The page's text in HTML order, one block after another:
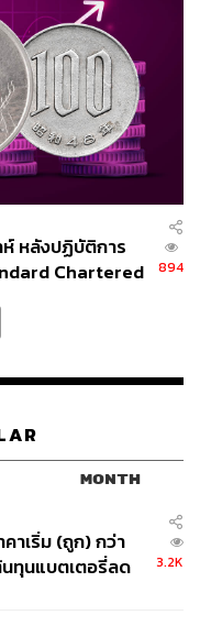
ห์ หลังปฏิบัติการ
Chartered
894
MONTH
าเริ่ม (ถูก) กว่า
ทุนแบตเตอรี่ลด
3.2K